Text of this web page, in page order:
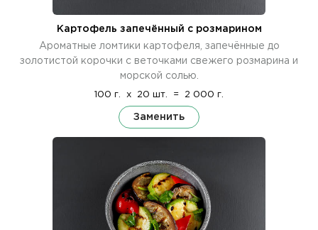
Картофель запечённый с розмарином
Ароматные ломтики картофеля, запечённые до
золотистой корочки с веточками свежего розмарина и
морской солью.
100 г. x 20 шт. = 2 000 г.
Заменить